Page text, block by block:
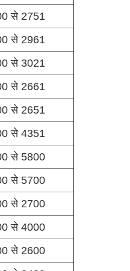
से 2751
से 2961
से 3021
से 2661
से 2651
से 4351
से 5800
से 5700
से 2700
से 4000
से 2600